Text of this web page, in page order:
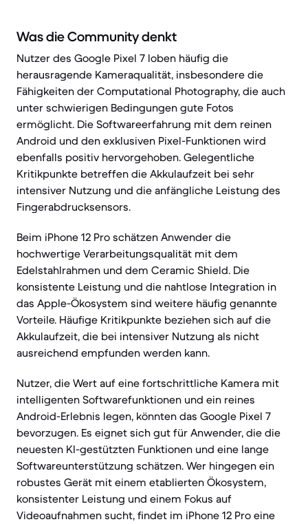
Was die Community denkt
Nutzer des Google Pixel 7 loben häufig die
herausragende Kameraqualität, insbesondere die
Fähigkeiten der Computational Photography, die auch
unter schwierigen Bedingungen gute Fotos
ermöglicht. Die Softwareerfahrung mit dem reinen
Android und den exklusiven Pixel-Funktionen wird
ebenfalls positiv hervorgehoben. Gelegentliche
Kritikpunkte betreffen die Akkulaufzeit bei sehr
intensiver Nutzung und die anfängliche Leistung des
Fingerabdrucksensors.
Beim iPhone 12 Pro schätzen Anwender die
hochwertige Verarbeitungsqualität mit dem
Edelstahlrahmen und dem Ceramic Shield. Die
konsistente Leistung und die nahtlose Integration in
das Apple-Ökosystem sind weitere häufig genannte
Vorteile. Häufige Kritikpunkte beziehen sich auf die
Akkulaufzeit, die bei intensiver Nutzung als nicht
ausreichend empfunden werden kann.
Nutzer, die Wert auf eine fortschrittliche Kamera mit
intelligenten Softwarefunktionen und ein reines
Android-Erlebnis legen, könnten das Google Pixel 7
bevorzugen. Es eignet sich gut für Anwender, die die
neuesten KI-gestützten Funktionen und eine lange
Softwareunterstützung schätzen. Wer hingegen ein
robustes Gerät mit einem etablierten Ökosystem,
konsistenter Leistung und einem Fokus auf
Videoaufnahmen sucht, findet im iPhone 12 Pro eine